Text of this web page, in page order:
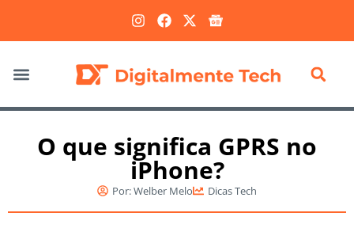
O que significa GPRS no
iPhone?
Por:Welber Melo Dicas Tech